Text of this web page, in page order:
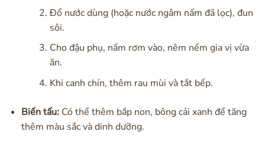
Đổ nước dùng (hoặc nước ngâm nấm đã lọc), đun
sôi.
Cho đậu phụ, nấm rơm vào, nêm nếm gia vị vừa
ăn.
Khi canh chín, thêm rau mùi và tắt bếp.
Biến tấu:Có thể thêm bắp non, bông cải xanh để tăng
thêm màu sắc và dinh dưỡng.